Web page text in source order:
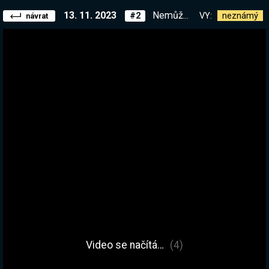
návrat 13. 11. 2023 #2 Nemůžu přestat hrát tuhle hru. Pomoc :D | !kniha VY: neznámý
Video se načítá… (4)